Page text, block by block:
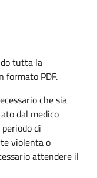
tutta la
formato PDF.
che sia
dal medico
di
violenta o
attendere il